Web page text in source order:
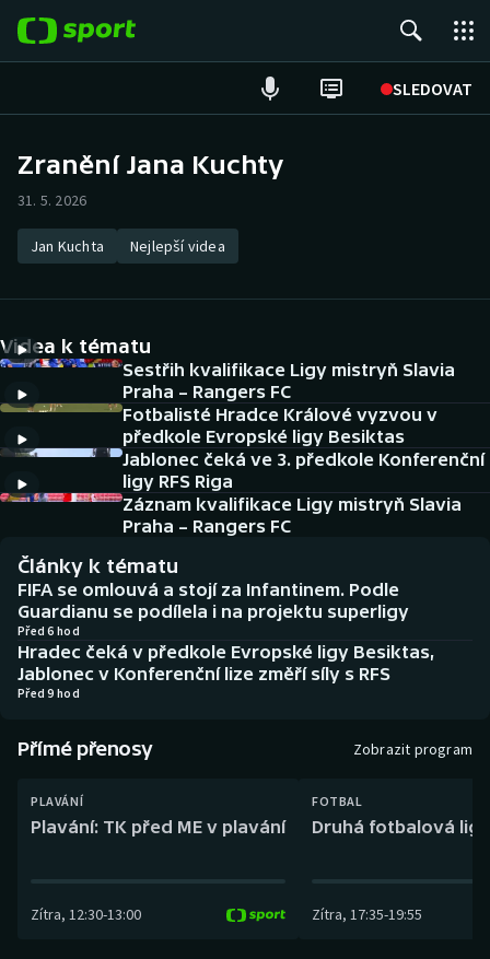
SLEDOVAT
Hokej
Tenis
Atletika
Cyklistika
DALŠÍ SPORTY
Americký fotbal
Baseball a softbal
Basketbal
Biatlon
Boby a skeleton
Dostihy
Futsal
NEPŘEHLÉDNĚTE
Soutěže
Historické návraty
Aplikace ČT sport
AZ kvíz
Zranění Jana Kuchty
31. 5. 2026
Jan Kuchta Nejlepší videa
Videa k tématu
Sestřih kvalifikace Ligy mistryň Slavia
Praha – Rangers FC
Fotbalisté Hradce Králové vyzvou v
předkole Evropské ligy Besiktas
Jablonec čeká ve 3. předkole Konferenční
ligy RFS Riga
Záznam kvalifikace Ligy mistryň Slavia
Praha – Rangers FC
Články k tématu
FIFA se omlouvá a stojí za Infantinem. Podle
Guardianu se podílela i na projektu superligy
Před 6 hod
Hradec čeká v předkole Evropské ligy Besiktas,
Jablonec v Konferenční lize změří síly s RFS
Před 9 hod
Přímé přenosy Zobrazit program
PLAVÁNÍ
Plavání: TK před ME v plavání
Zítra, 12:30-13:00
FOTBAL
Druhá fotbalová
Zítra, 17:35-19:55